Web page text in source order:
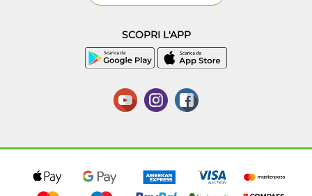
SCOPRI L'APP